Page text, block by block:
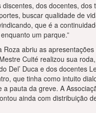
dos docentes,
buscar qualidade de
que é a
um parque.”
abriu as
Cuité realizou sua
Del’ Duca e dos docentes
que tinha como intuito
pauta da greve. A
ainda com distribuição